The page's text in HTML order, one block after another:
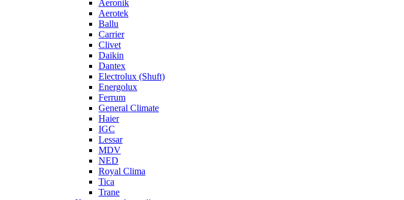
Aeronik
Aerotek
Ballu
Carrier
Clivet
Daikin
Dantex
Electrolux (Shuft)
Energolux
Ferrum
General Climate
Haier
IGC
Lessar
MDV
NED
Royal Clima
Tica
Trane